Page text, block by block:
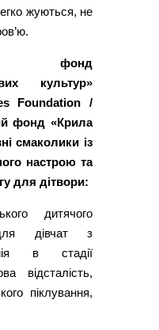
жуються, не
фонд
культур»
Foundation /
фонд «Крила
смаколики із
настрою та
для дітвори:
дитячого
дівчат з
в стадії
відсталість,
піклування,